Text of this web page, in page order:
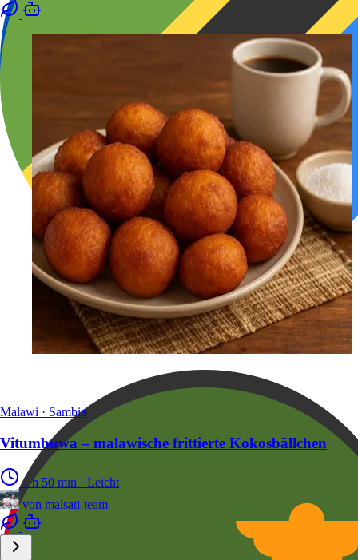
Malawi · Sambia
Vitumbuwa – malawische frittierte Kokosbällchen
1 h 50 min · Leicht
von malsati-team